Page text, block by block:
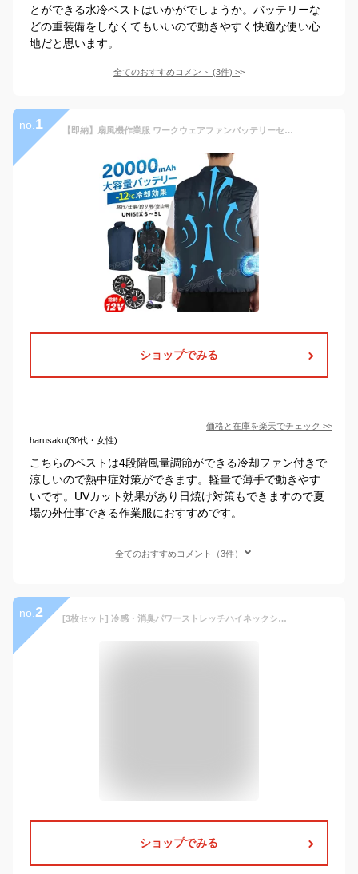
とができる水冷ベストはいかがでしょうか。バッテリーな
どの重装備をしなくてもいいので動きやすく快適な使い心
地だと思います。
全てのおすすめコメント (3件) >
no. 1 【即納】扇風機作業服 ワークウェアファンバッテリーセット ベスト ファン付き作業服 電動 ファン付き 冷却ベスト フルセット UVカット UPF50+ 最新 エアコン服 5L 作業 着 父の日 熱中症対策 夏 男女兼用 メンズ レディース 扇風機 軽量 クールウェア ファン付きウェア
ショップでみる
価格と在庫を楽天でチェック >>
harusaku(30代・女性)
こちらのベストは4段階風量調節ができる冷却ファン付きで
涼しいので熱中症対策ができます。軽量で薄手で動きやす
いです。UVカット効果があり日焼け対策もできますので夏
場の外仕事できる作業服におすすめです。
全てのおすすめコメント（3件）
no. 2 [3枚セット] 冷感・消臭パワーストレッチハイネックシャツ UVカット ひんやり 長袖 JW625 熱中症対策 メッシュ おたふく手袋 ボディータフネス コンプレッション インナーシャツ アンダーウェア メンズ 4L 5L 自転車 スポーツ 春夏用 夏 作業着 作業服 JW-625 まとめ買い
ショップでみる